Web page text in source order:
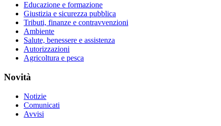
Educazione e formazione
Giustizia e sicurezza pubblica
Tributi, finanze e contravvenzioni
Ambiente
Salute, benessere e assistenza
Autorizzazioni
Agricoltura e pesca
Novità
Notizie
Comunicati
Avvisi